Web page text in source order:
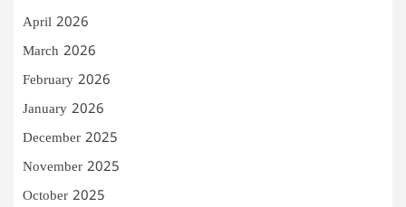
April 2026
March 2026
February 2026
January 2026
December 2025
November 2025
October 2025